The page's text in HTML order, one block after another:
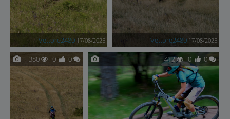
Vettore2480 17/08/2025 Vettore2480 17/08/2025
380 0 0 412 0 0